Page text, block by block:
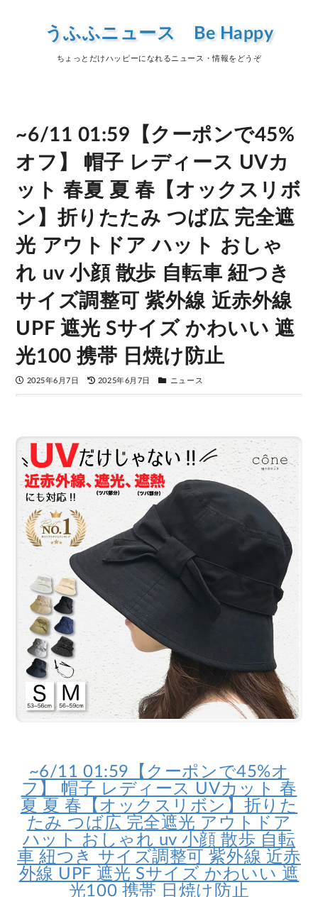
うふふニュース Be Happy
ちょっとだけハッピーになれるニュース・情報をどうぞ
~6/11 01:59【クーポンで45%
オフ】 帽子 レディース UVカ
ット 春夏 夏 春【オックスリボ
ン】折りたたみ つば広 完全遮
光 アウトドア ハット おしゃ
れ uv 小顔 散歩 自転車 紐つき
サイズ調整可 紫外線 近赤外線
UPF 遮光 Sサイズ かわいい 遮
光100 携帯 日焼け防止
2025年6月7日 2025年6月7日 ニュース
~6/11 01:59【クーポンで45%オ
フ】 帽子 レディース UVカット 春
夏 夏 春【オックスリボン】折りた
たみ つば広 完全遮光 アウトドア
ハット おしゃれ uv 小顔 散歩 自転
車 紐つき サイズ調整可 紫外線 近赤
外線 UPF 遮光 Sサイズ かわいい 遮
光100 携帯 日焼け防止